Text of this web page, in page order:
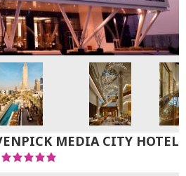
MEDIA CITY HOTEL